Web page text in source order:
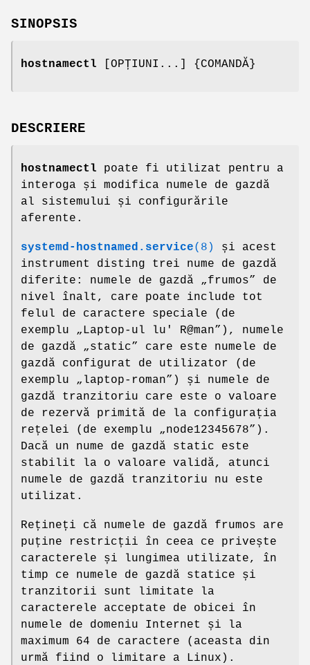
SINOPSIS
hostnamectl [OPȚIUNI...] {COMANDĂ}
DESCRIERE
hostnamectl poate fi utilizat pentru a
interoga și modifica numele de gazdă
al sistemului și configurările
aferente.
systemd-hostnamed.service(8)
și acest
instrument disting trei nume de gazdă
diferite: numele de gazdă „frumos” de
nivel înalt, care poate include tot
felul de caractere speciale (de
exemplu „Laptop-ul lu' R@man”), numele
de gazdă „static” care este numele de
gazdă configurat de utilizator (de
exemplu „laptop-roman”) și numele de
gazdă tranzitoriu care este o valoare
de rezervă primită de la configurația
rețelei (de exemplu „node12345678”).
Dacă un nume de gazdă static este
stabilit la o valoare validă, atunci
numele de gazdă tranzitoriu nu este
utilizat.
Rețineți că numele de gazdă frumos are
puține restricții în ceea ce privește
caracterele și lungimea utilizate, în
timp ce numele de gazdă statice și
tranzitorii sunt limitate la
caracterele acceptate de obicei în
numele de domeniu Internet și la
maximum 64 de caractere (aceasta din
urmă fiind o limitare a Linux).